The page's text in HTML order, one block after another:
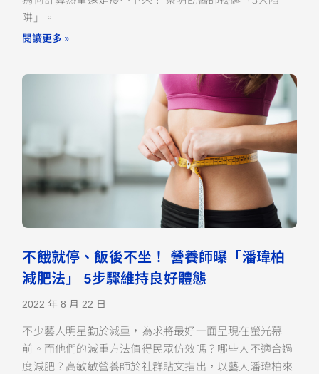
阱」。
閱讀更多 »
不餓就停、飯後不坐！ 營養師曝「潘瑋柏
減肥法」 5步驟維持良好體態
2022 年 8 月 22 日
不少藝人明星勤於減重，為求將最好一面呈現在螢光幕
前。而他們的減重方法值得民眾仿效嗎？哪些人不適合過
度減肥？高敏敏營養師於社群貼文指出，以藝人潘瑋柏來